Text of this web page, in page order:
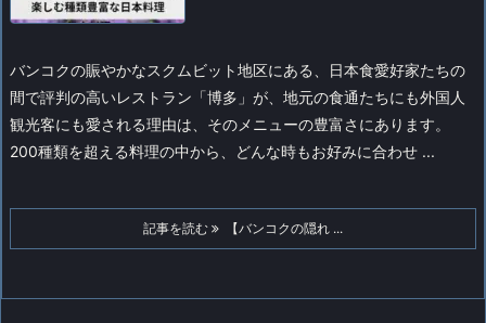
バンコクの賑やかなスクムビット地区にある、日本食愛好家たちの
間で評判の高いレストラン「博多」が、地元の食通たちにも外国人
観光客にも愛される理由は、そのメニューの豊富さにあります。
200種類を超える料理の中から、どんな時もお好みに合わせ ...
記事を読む 【バンコクの隠れ ...